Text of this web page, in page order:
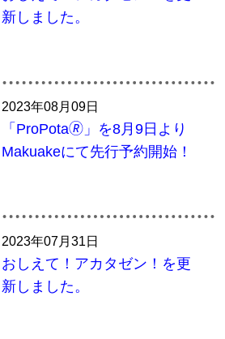
新しました。
2023年08月09日
「ProPota🄬」を8月9日より
Makuakeにて先行予約開始！
2023年07月31日
おしえて！アカタゼン！を更
新しました。